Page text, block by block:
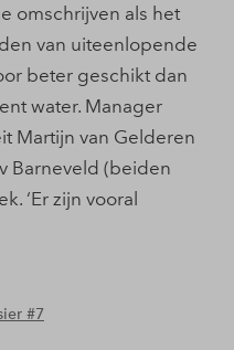
omschrijven als het
van uiteenlopende
beter geschikt dan
water. Manager
Martijn van Gelderen
Barneveld (beiden
‘Er zijn vooral
#7